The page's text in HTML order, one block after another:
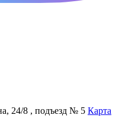
24/8 , подъезд № 5 Карта